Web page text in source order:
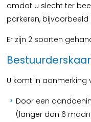
omdat u slecht ter
parkeren, bijvoorbeeld
Er zijn 2 soorten
U komt in aanmerking
Door een
(langer dan 6